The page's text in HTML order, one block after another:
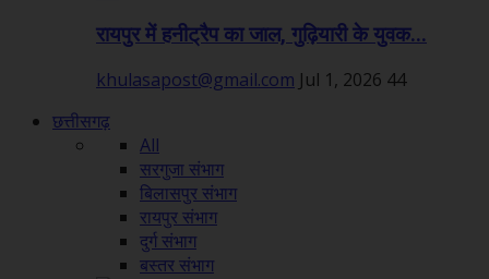
रायपुर में हनीट्रैप का जाल, गुढ़ियारी के युवक...
khulasapost@gmail.com Jul 1, 2026 44
छत्तीसगढ़
All
सरगुजा संभाग
बिलासपुर संभाग
रायपुर संभाग
दुर्ग संभाग
बस्तर संभाग